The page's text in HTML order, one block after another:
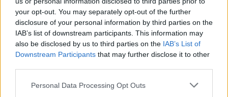
your opt-out. You may separately opt-out of the further
disclosure of your personal information by third parties on the
IAB’s list of downstream participants. This information may
also be disclosed by us to third parties on the IAB’s List of
Downstream Participants that may further disclose it to other
Please note that this website/app uses one or more Google
Personal Data Processing Opt Outs
Számos magyar játékfilm és színházi előadás
jelentős szerepét alakította. Kezdetben naiva
bontakozott ki színes egyénisége, játékossága,